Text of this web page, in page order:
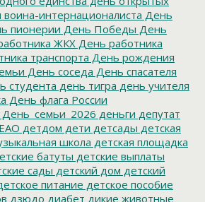
интернационалиста День
пионерии День Победы День
ЖКХ День работника
транспорта День рождения
День соседа День спасателя
студента день тигра день учителя
День флага России
День_семьи_2026 деньги депутат
детдом дети детсады детская
школа детская площадка
батуты детские выплаты
сады детский дом детский
питание детское пособие
дзюдо диабет дикие животные